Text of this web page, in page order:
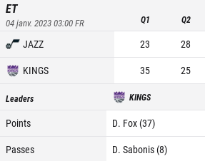
ET
04 janv. 2023 03:00FR Q1 Q2
JAZZ 23 28
KINGS
35 25
Leaders KINGS
Points D. Fox (37)
Passes
D. Sabonis (8)